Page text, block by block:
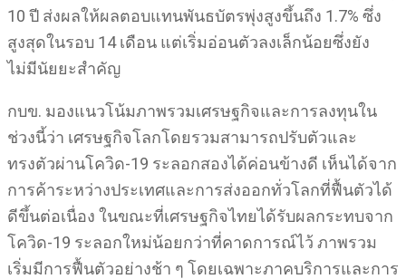
10 ปี ส่งผลให้ผลตอบแทนพันธบัตรพุ่งสูงขึ้นถึง 1.7% ซึ่ง
สูงสุดในรอบ 14 เดือน แต่เริ่มอ่อนตัวลงเล็กน้อยซึ่งยัง
ไม่มีนัยยะสำคัญ
กบข. มองแนวโน้มภาพรวมเศรษฐกิจและการลงทุนใน
ช่วงนี้ว่า เศรษฐกิจโลกโดยรวมสามารถปรับตัวและ
ทรงตัวผ่านโควิด-19 ระลอกสองได้ค่อนข้างดี เห็นได้จาก
การค้าระหว่างประเทศและการส่งออกทั่วโลกที่ฟื้นตัวได้
ดีขึ้นต่อเนื่อง ในขณะที่เศรษฐกิจไทยได้รับผลกระทบจาก
โควิด-19 ระลอกใหม่น้อยกว่าที่คาดการณ์ไว้ ภาพรวม
เริ่มมีการฟื้นตัวอย่างช้า ๆ โดยเฉพาะภาคบริการและการ